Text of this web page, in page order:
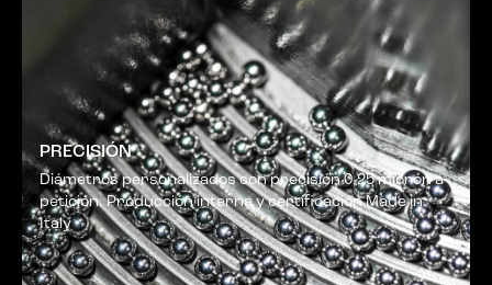
PRECISIÓN
Diámetros personalizados con precisión 0,25 micrón a
petición. Producción interna y certificación Made in
Italy